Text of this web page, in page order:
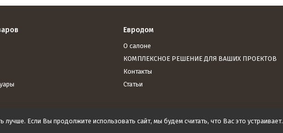
Евродом
О салоне
КОМПЛЕКСНОЕ РЕШЕНИЕ ДЛЯ ВАШИХ ПРОЕКТОВ
Контакты
Статьи
Если Вы продолжите использовать сайт, мы будем считать, что Вас это устраивает.